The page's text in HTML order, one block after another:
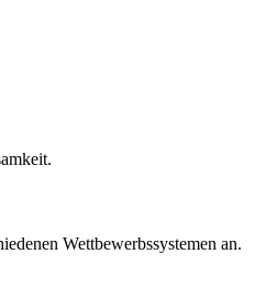
Wettbewerbssystemen an.